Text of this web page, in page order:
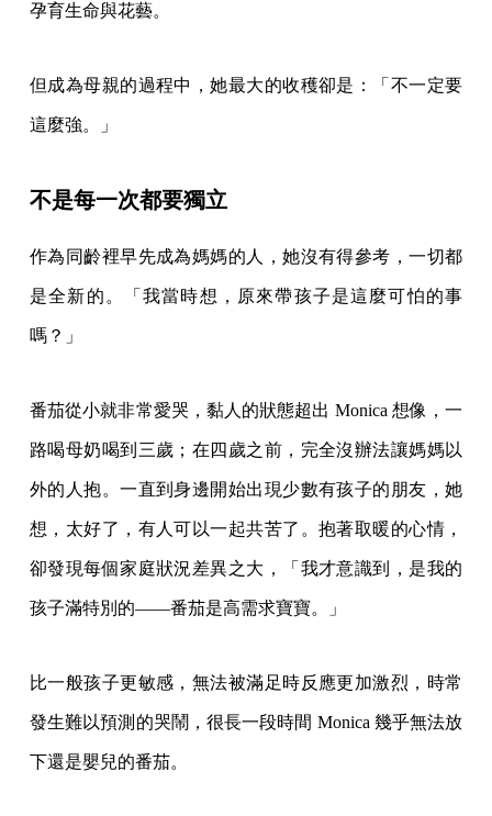
孕育生命與花藝。
但成為母親的過程中，她最大的收穫卻是：「不一定要
這麼強。」
不是每一次都要獨立
作為同齡裡早先成為媽媽的人，她沒有得參考，一切都
是全新的。「我當時想，原來帶孩子是這麼可怕的事
嗎？」
番茄從小就非常愛哭，黏人的狀態超出 Monica 想像，一
路喝母奶喝到三歲；在四歲之前，完全沒辦法讓媽媽以
外的人抱。一直到身邊開始出現少數有孩子的朋友，她
想，太好了，有人可以一起共苦了。抱著取暖的心情，
卻發現每個家庭狀況差異之大，「我才意識到，是我的
孩子滿特別的——番茄是高需求寶寶。」
比一般孩子更敏感，無法被滿足時反應更加激烈，時常
發生難以預測的哭鬧，很長一段時間 Monica 幾乎無法放
下還是嬰兒的番茄。